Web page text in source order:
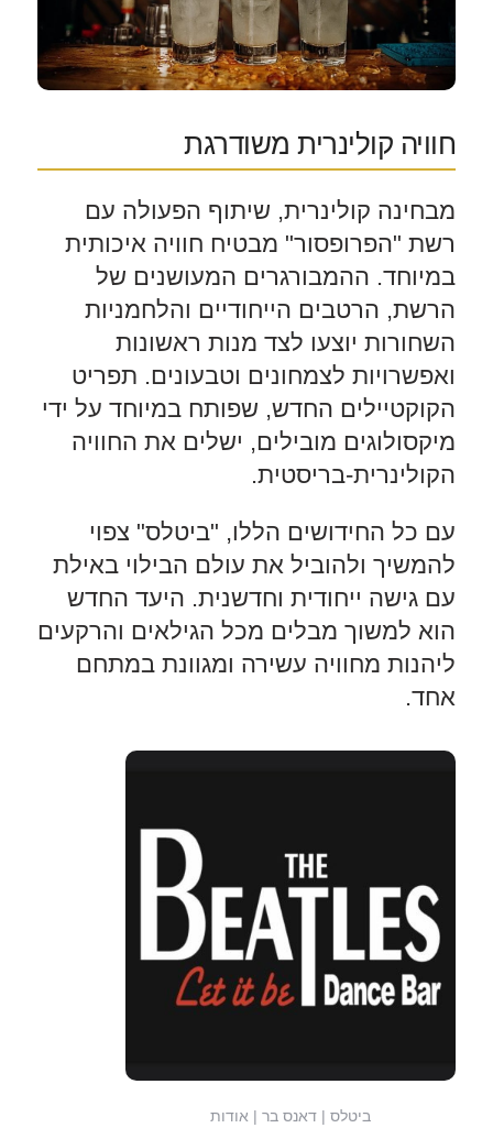
חוויה קולינרית משודרגת
מבחינה קולינרית, שיתוף הפעולה עם
רשת "הפרופסור" מבטיח חוויה איכותית
במיוחד. ההמבורגרים המעושנים של
הרשת, הרטבים הייחודיים והלחמניות
השחורות יוצעו לצד מנות ראשונות
ואפשרויות לצמחונים וטבעונים. תפריט
הקוקטיילים החדש, שפותח במיוחד על ידי
מיקסולוגים מובילים, ישלים את החוויה
הקולינרית-בריסטית.
עם כל החידושים הללו, "ביטלס" צפוי
להמשיך ולהוביל את עולם הבילוי באילת
עם גישה ייחודית וחדשנית. היעד החדש
הוא למשוך מבלים מכל הגילאים והרקעים
ליהנות מחוויה עשירה ומגוונת במתחם
אחד.
ביטלס | דאנס בר | אודות